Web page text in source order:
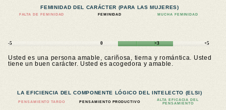
FEMINIDAD DEL CARÁCTER (PARA LAS MUJERES)
FALTA DE FEMINIDAD FEMINIDAD MUCHA FEMINIDAD
-5 0 +3 +5
Usted es una persona amable, cariñosa, tierna y romántica. Usted
tiene un buen carácter. Usted es acogedora y amable.
LA EFICIENCIA DEL COMPONENTE LÓGICO DEL INTELECTO (ELSI)
PENSAMIENTO TARDO PENSAMIENTO PRODUCTIVO
ALTA EFICACIA DEL
PENSAMIENTO